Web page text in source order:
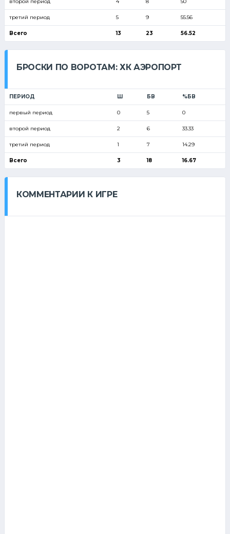
второй период 4 8 50
третий период 5 9 55.56
Всего 13 23 56.52
БРОСКИ ПО ВОРОТАМ: ХК АЭРОПОРТ
ПЕРИОД Ш БВ %БВ
первый период 0 5 0
второй период 2 6 33.33
третий период 1 7 14.29
Всего 3 18 16.67
КОММЕНТАРИИ К ИГРЕ